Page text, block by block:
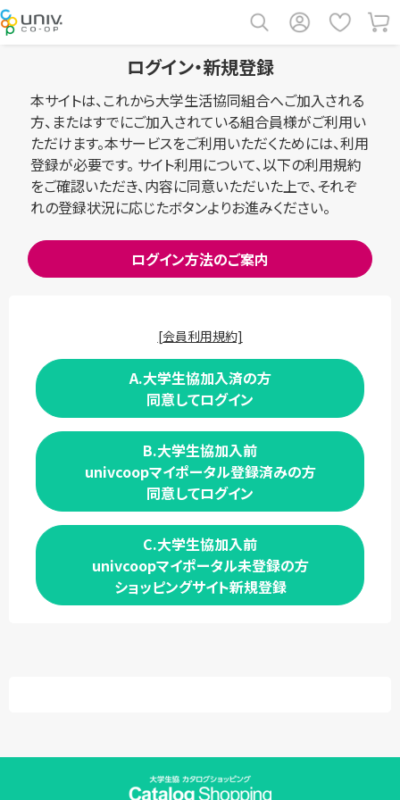
ログイン・新規登録
本サイトは、これから大学生活協同組合へご加入される
方、またはすでにご加入されている組合員様がご利用い
ただけます。本サービスをご利用いただくためには、利用
登録が必要です。 サイト利用について、以下の利用規約
をご確認いただき、内容に同意いただいた上で、それぞ
れの登録状況に応じたボタンよりお進みください。
ログイン方法のご案内
[会員利用規約]
A.大学生協加入済の方
同意してログイン
B.大学生協加入前
univcoopマイポータル登録済みの方
同意してログイン
C.大学生協加入前
univcoopマイポータル未登録の方
ショッピングサイト新規登録